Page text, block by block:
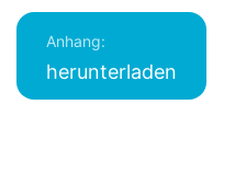
Anhang:
herunterladen